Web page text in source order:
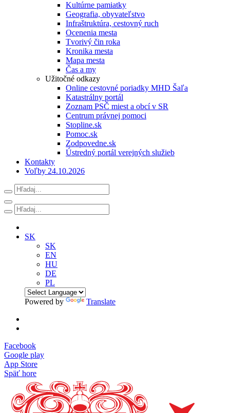
Kultúrne pamiatky
Geografia, obyvateľstvo
Infraštruktúra, cestovný ruch
Ocenenia mesta
Tvorivý čin roka
Kronika mesta
Mapa mesta
Čas a my
Užitočné odkazy
Online cestovné poriadky MHD Šaľa
Katastrálny portál
Zoznam PSČ miest a obcí v SR
Centrum právnej pomoci
Stopline.sk
Pomoc.sk
Zodpovedne.sk
Ústredný portál verejných služieb
Kontakty
Voľby 24.10.2026
SK
SK
EN
HU
DE
PL
Powered by Translate
Facebook
Google play
App Store
Späť hore